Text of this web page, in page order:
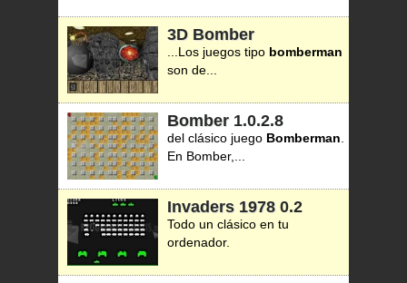
3D Bomber
...Los juegos tipo bomberman
son de...
Bomber 1.0.2.8
del clásico juego Bomberman
En Bomber,...
Invaders 1978 0.2
Todo un clásico en tu
ordenador.